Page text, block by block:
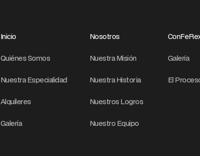
Inicio
Quiénes Somos
Nuestra Especialidad
Alquileres
Galería
Nosotros
Nuestra Misión
Nuestra Historia
Nuestros Logros
Nuestro Equipo
Galería
El